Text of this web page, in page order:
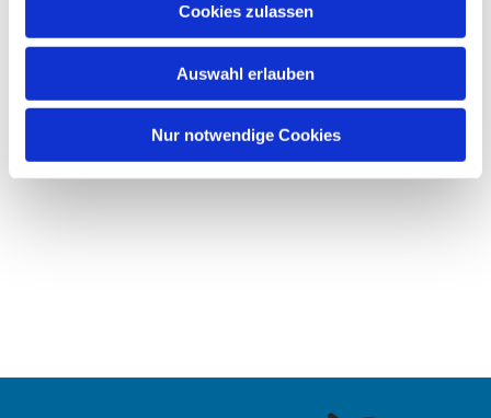
Cookies zulassen
Auswahl erlauben
Nur notwendige Cookies